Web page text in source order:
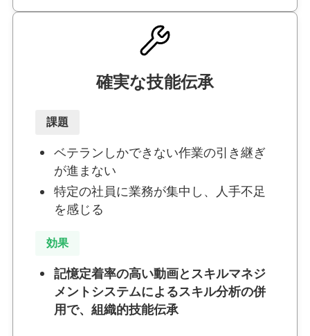
確実な技能伝承
課題
ベテランしかできない作業の引き継ぎ
が進まない
特定の社員に業務が集中し、人手不足
を感じる
効果
記憶定着率の高い動画とスキルマネジ
メントシステムによるスキル分析の併
用で、組織的技能伝承